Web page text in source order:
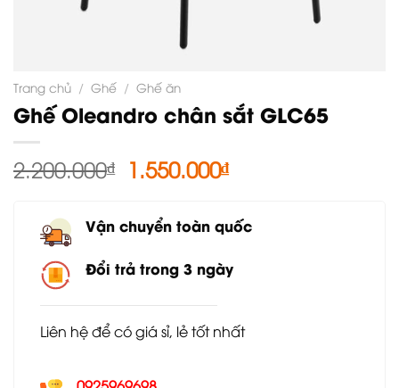
Trang chủ / Ghế / Ghế ăn
Ghế Oleandro chân sắt GLC65
2.200.000₫ Giá
gốc
2.200.000₫.
1.550.000₫Giá
là:
Vận chuyển toàn quốc
Đổi trả trong 3 ngày
Liên hệ để có giá sỉ, lẻ tốt nhất